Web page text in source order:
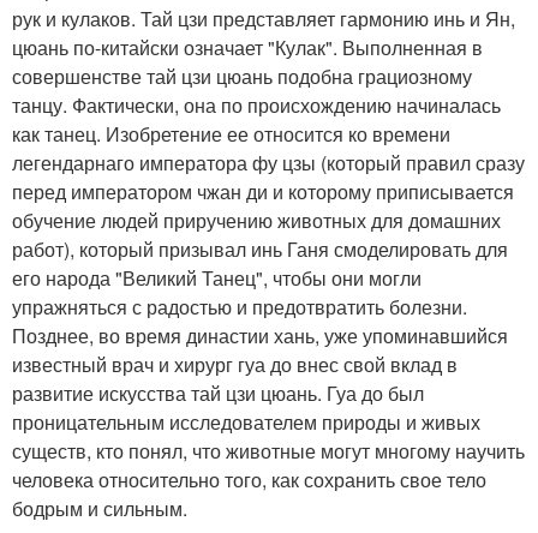
рук и кулаков. Тай цзи представляет гармонию инь и Ян,
цюань по-китайски означает "Кулак". Выполненная в
совершенстве тай цзи цюань подобна грациозному
танцу. Фактически, она по происхождению начиналась
как танец. Изобретение ее относится ко времени
легендарнаго императора фу цзы (который правил сразу
перед императором чжан ди и которому приписывается
обучение людей приручению животных для домашних
работ), который призывал инь Ганя смоделировать для
его народа "Великий Танец", чтобы они могли
упражняться с радостью и предотвратить болезни.
Позднее, во время династии хань, уже упоминавшийся
известный врач и хирург гуа до внес свой вклад в
развитие искусства тай цзи цюань. Гуа до был
проницательным исследователем природы и живых
существ, кто понял, что животные могут многому научить
человека относительно того, как сохранить свое тело
бодрым и сильным.